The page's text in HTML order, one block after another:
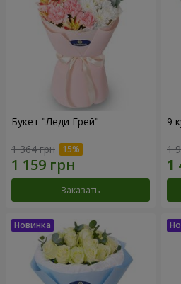
Букет "Леди Грей"
1 364 грн
Заказать
9
1